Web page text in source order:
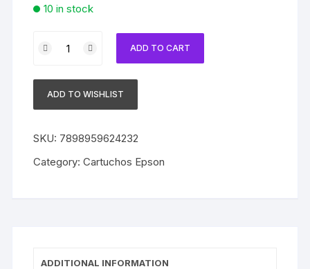
10 in stock
Epson
T073220
Caixa
quantity
ADD TO CART
ADD TO WISHLIST
SKU: 7898959624232
Category:Cartuchos Epson
ADDITIONAL INFORMATION